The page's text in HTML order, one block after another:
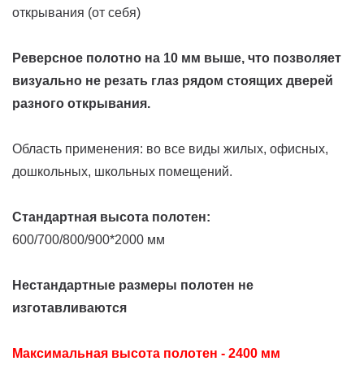
открывания (от себя)
Реверсное полотно на 10 мм выше, что позволяет
визуально не резать глаз рядом стоящих дверей
разного открывания.
Область применения: во все виды жилых, офисных,
дошкольных, школьных помещений.
Стандартная высота полотен:
600/700/800/900*2000 мм
Нестандартные размеры полотен не
изготавливаются
Максимальная высота полотен - 2400 мм